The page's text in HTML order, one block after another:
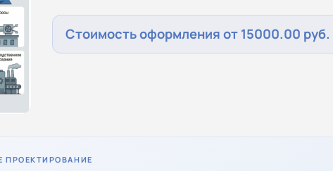
Стоимость оформления от 15000.00 руб.
ПРОЕКТИРОВАНИЕ